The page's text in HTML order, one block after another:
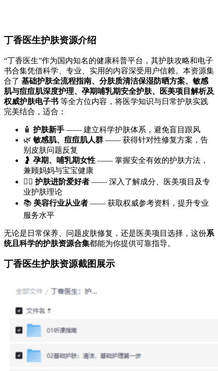
丁香医生护肤资源介绍
“丁香医生”作为国内知名的健康科普平台，其护肤攻略和电子
书合集凭借科学、专业、实用的内容深受用户信赖。本资源集
合了 基础护肤全流程指南、分肤质清洁保湿防晒方案、敏感
肌与痘痘肌深度护理、孕期哺乳期安全护肤、医美项目解析及
权威护肤电子书 等全方位内容，将医学知识与日常护肤实践
完美结合，适合：
🧴 护肤新手 —— 建立科学护肤体系，避免盲目跟风
🌿 敏感肌、痘痘肌人群 —— 获得针对性修复方案，告
别皮肤问题反复
🤰 孕期、哺乳期女性 —— 掌握安全有效的护肤方法，
兼顾妈妈与宝宝健康
💆‍♀️ 护肤进阶爱好者 —— 深入了解成分、医美项目及专
业护肤理论
📚 美容行业从业者 —— 获取权威参考资料，提升专业
服务水平
无论是日常保养、问题皮肤修复，还是医美项目选择，这份系
统且科学的护肤资源合集都能为你提供可靠指导。
丁香医生护肤资源截图展示